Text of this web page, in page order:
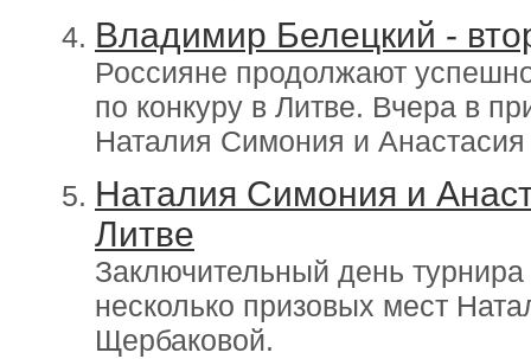
Владимир Белецкий -
Россияне продолжают
по конкуру в Литве. Вчера в
Наталия Симония и
Наталия Симония и
Литве
Заключительный день
несколько призовых мест
Щербаковой.